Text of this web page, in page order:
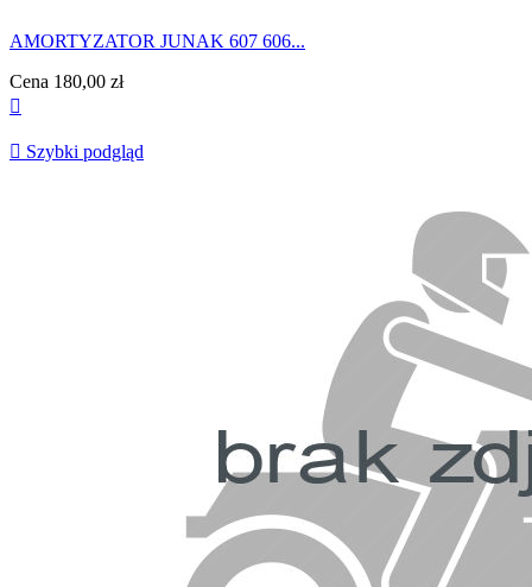
AMORTYZATOR JUNAK 607 606...
Cena 180,00 zł

 Szybki podgląd